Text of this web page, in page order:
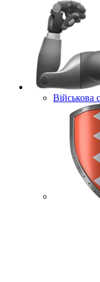
Військова